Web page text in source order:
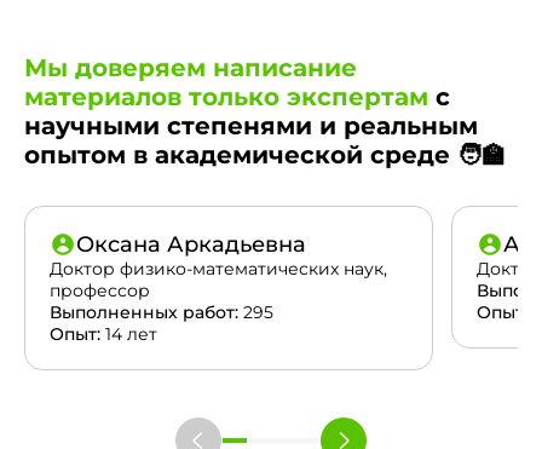
Мы доверяем написание
материалов только экспертам с
научными степенями и реальным
опытом в академической среде 🧑‍🏫
Оксана Аркадьевна
Доктор физико-математических наук,
профессор
Выполненных работ: 295
Опыт: 14 лет
Опыт: